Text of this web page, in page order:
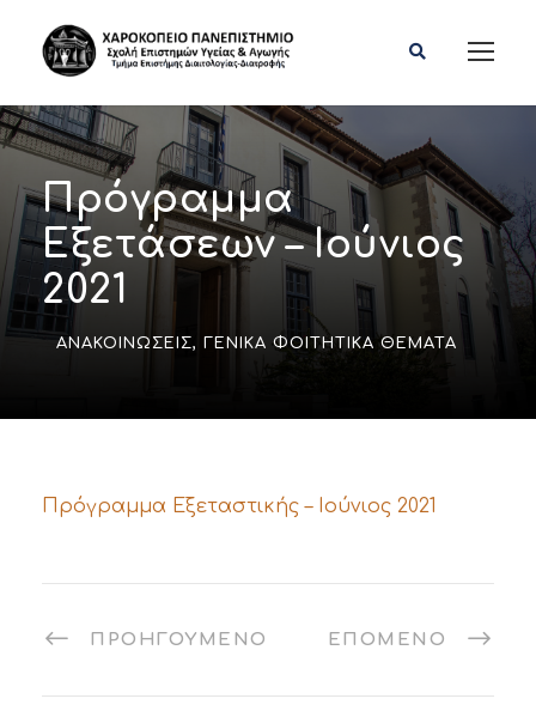
Πρόγραμμα
Εξετάσεων – Ιούνιος
2021
ΑΝΑΚΟΙΝΏΣΕΙΣ, ΓΕΝΙΚΆ ΦΟΙΤΗΤΙΚΆ ΘΈΜΑΤΑ
Πρόγραμμα Εξεταστικής – Ιούνιος 2021
ΠΡΟΗΓΟΎΜΕΝΟ ΕΠΌΜΕΝΟ